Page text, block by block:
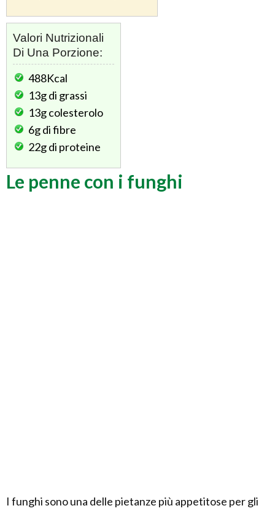
Valori Nutrizionali
Di Una Porzione:
488Kcal
13gdi grassi
13gcolesterolo
6gdi fibre
22gdi proteine
Le penne con i funghi
I funghi sono una delle pietanze più appetitose per gli